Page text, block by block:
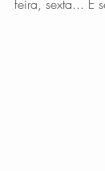
feira, sexta... E